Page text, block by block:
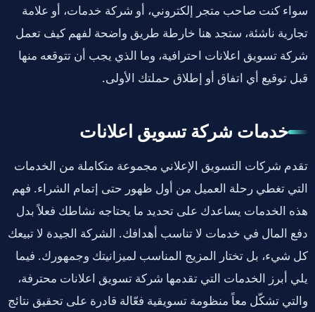
سواء كنت صاحب متجر إلكتروني، أو شركة خدمات، أو علامة
تجارية ناشئة، ستجد هنا خارطة طريق واضحة لفهم كيف تعمل
شركة تسويق اعلانات احترافية، وما الذي يجب أن تتوقعه منها
قبل توقيع أي اتفاق أو إطلاق حملتك الأولى.
خدمات شركة تسويق اعلانات
تقدم شركات التسويق الإعلاني مجموعة متكاملة من الخدمات
التي تغطي رحلة العميل من أول ظهور حتى إتمام الشراء. فهم
هذه الخدمات يساعدك على تحديد ما يحتاجه نشاطك فعلاً بدل
دفع المال في خدمات لا تناسب أهدافك. الشركة الجيدة لا تبيعك
كل شيء، بل تختار المزيج المناسب لميزانيتك وجمهورك. فيما
يلي أبرز الخدمات التي تقدمها شركة تسويق اعلانات محترفة،
والتي تشكّل معاً منظومة تسويقية فعّالة قادرة على تحقيق نتائج